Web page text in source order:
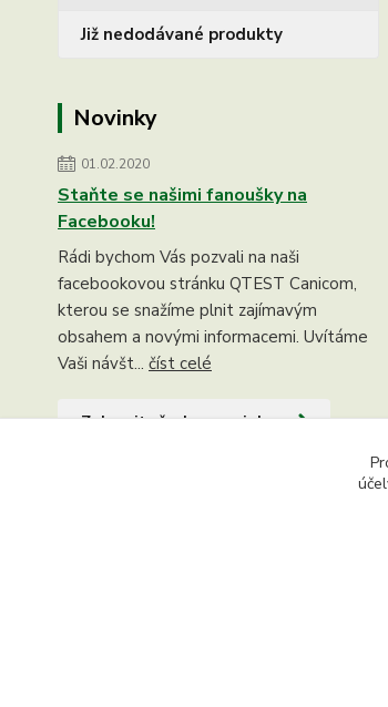
Již nedodávané produkty
Novinky
01.02.2020
Staňte se našimi fanoušky na
Facebooku!
Rádi bychom Vás pozvali na naši
facebookovou stránku QTEST Canicom,
kterou se snažíme plnit zajímavým
obsahem a novými informacemi. Uvítáme
Vaši návšt... číst celé
Zobrazit všechny novinky
textů či jejich částí, článků, obrázků,